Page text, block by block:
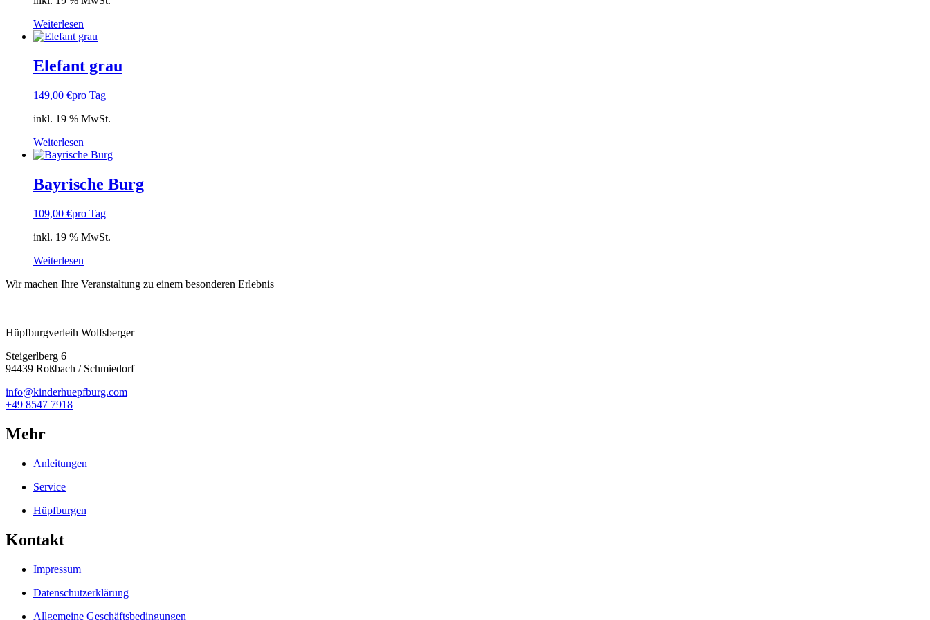
Weiterlesen
Elefant grau
149,00 €pro Tag
inkl. 19 % MwSt.
Weiterlesen
Bayrische Burg
109,00 €pro Tag
inkl. 19 % MwSt.
Weiterlesen
Wir machen Ihre Veranstaltung zu einem besonderen Erlebnis
Hüpfburgverleih Wolfsberger
Steigerlberg 6
94439 Roßbach / Schmiedorf
info@kinderhuepfburg.com
+49 8547 7918
Mehr
Anleitungen
Service
Hüpfburgen
Kontakt
Impressum
Datenschutzerklärung
Allgemeine Geschäftsbedingungen